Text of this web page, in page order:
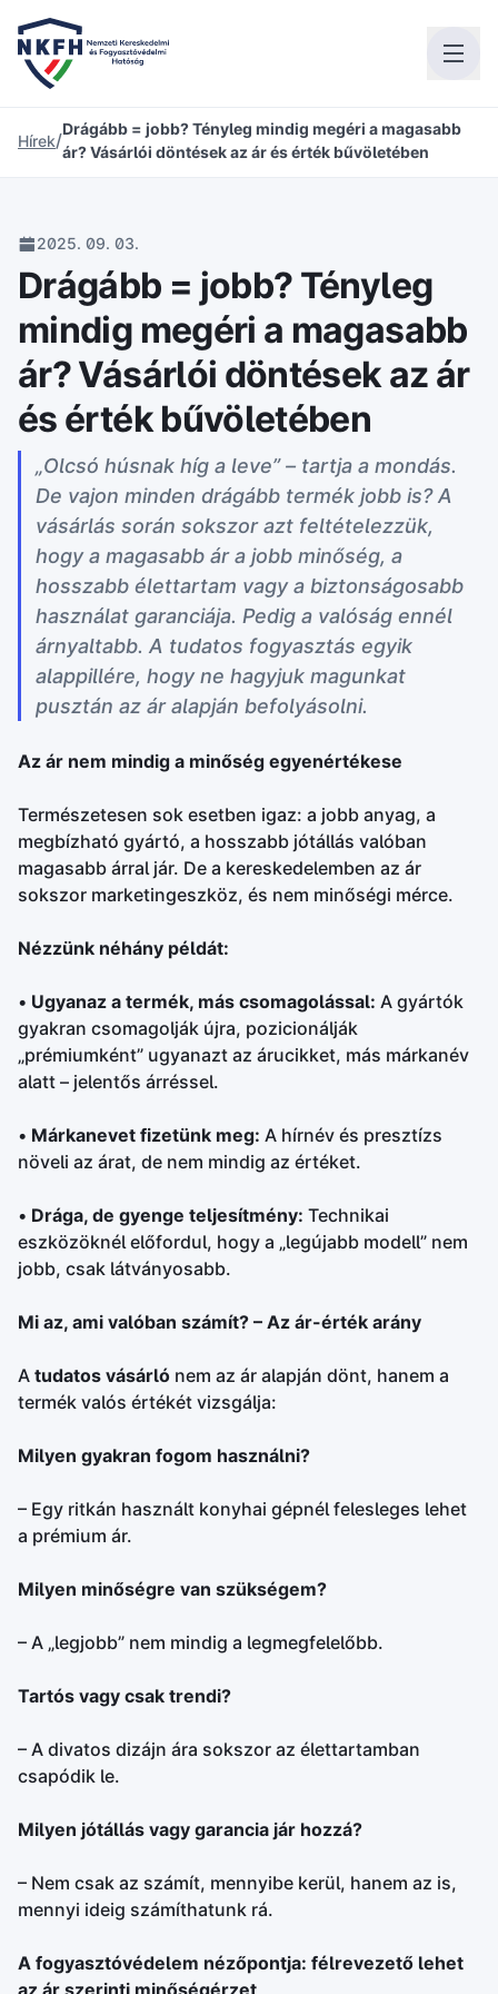
Hírek/
Drágább = jobb? Tényleg mindig megéri a magasabb
ár? Vásárlói döntések az ár és érték bűvöletében
2025. 09. 03.
Drágább = jobb? Tényleg
mindig megéri a magasabb
ár? Vásárlói döntések az ár
és érték bűvöletében
„Olcsó húsnak híg a leve” – tartja a mondás.
De vajon minden drágább termék jobb is? A
vásárlás során sokszor azt feltételezzük,
hogy a magasabb ár a jobb minőség, a
hosszabb élettartam vagy a biztonságosabb
használat garanciája. Pedig a valóság ennél
árnyaltabb. A tudatos fogyasztás egyik
alappillére, hogy ne hagyjuk magunkat
pusztán az ár alapján befolyásolni.
Az ár nem mindig a minőség egyenértékese
Természetesen sok esetben igaz: a jobb anyag, a
megbízható gyártó, a hosszabb jótállás valóban
magasabb árral jár. De a kereskedelemben az ár
sokszor marketingeszköz, és nem minőségi mérce.
Nézzünk néhány példát:
• Ugyanaz a termék, más csomagolással: A gyártók
gyakran csomagolják újra, pozicionálják
„prémiumként” ugyanazt az árucikket, más márkanév
alatt – jelentős árréssel.
• Márkanevet fizetünk meg: A hírnév és presztízs
növeli az árat, de nem mindig az értéket.
• Drága, de gyenge teljesítmény: Technikai
eszközöknél előfordul, hogy a „legújabb modell” nem
jobb, csak látványosabb.
Mi az, ami valóban számít? – Az ár-érték arány
A tudatos vásárló nem az ár alapján dönt, hanem a
termék valós értékét vizsgálja:
Milyen gyakran fogom használni?
– Egy ritkán használt konyhai gépnél felesleges lehet
a prémium ár.
Milyen minőségre van szükségem?
– A „legjobb” nem mindig a legmegfelelőbb.
Tartós vagy csak trendi?
– A divatos dizájn ára sokszor az élettartamban
csapódik le.
Milyen jótállás vagy garancia jár hozzá?
– Nem csak az számít, mennyibe kerül, hanem az is,
mennyi ideig számíthatunk rá.
A fogyasztóvédelem nézőpontja: félrevezető lehet
az ár szerinti minőségérzet